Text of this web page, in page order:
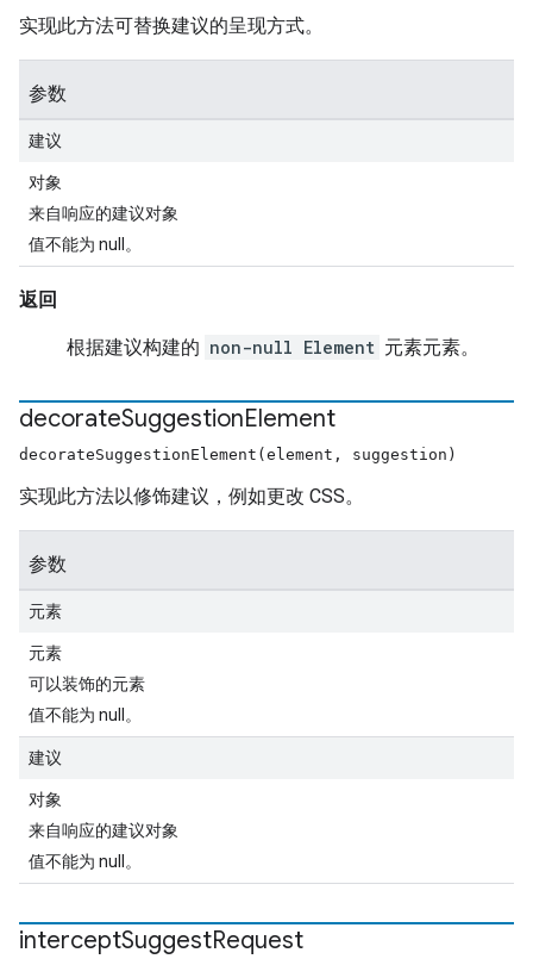
实现此方法可替换建议的呈现方式。
参数
建议
对象
来自响应的建议对象
值不能为 null。
返回
根据建议构建的 non-null Element 元素元素。
decorateSuggestionElement
decorateSuggestionElement(element, suggestion)
实现此方法以修饰建议，例如更改 CSS。
参数
元素
元素
可以装饰的元素
值不能为 null。
建议
对象
来自响应的建议对象
值不能为 null。
interceptSuggestRequest